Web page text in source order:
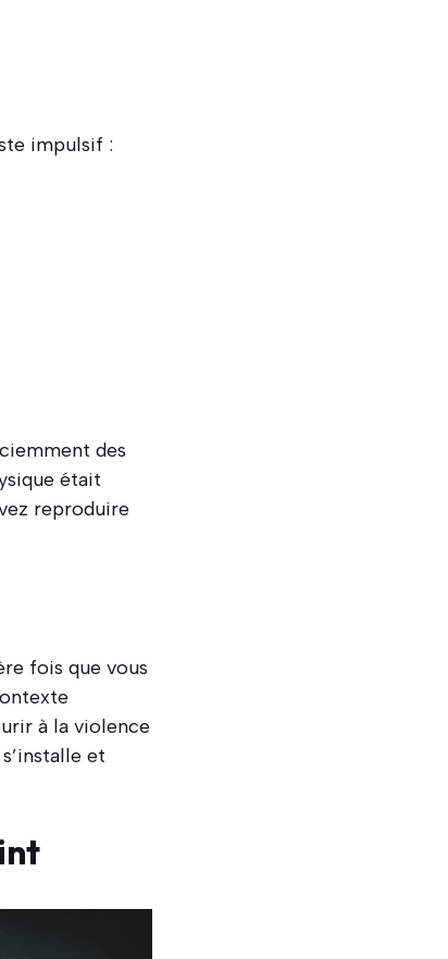
impulsif :
des
était
reproduire
fois que vous
à la violence
et